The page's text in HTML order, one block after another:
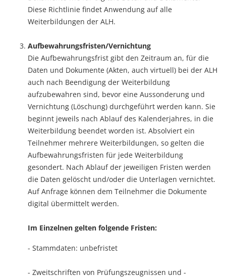
Diese Richtlinie findet Anwendung auf alle
Weiterbildungen der ALH.
Aufbewahrungsfristen/Vernichtung
Die Aufbewahrungsfrist gibt den Zeitraum an, für die
Daten und Dokumente (Akten, auch virtuell) bei der ALH
auch nach Beendigung der Weiterbildung
aufzubewahren sind, bevor eine Aussonderung und
Vernichtung (Löschung) durchgeführt werden kann. Sie
beginnt jeweils nach Ablauf des Kalenderjahres, in die
Weiterbildung beendet worden ist. Absolviert ein
Teilnehmer mehrere Weiterbildungen, so gelten die
Aufbewahrungs­fristen für jede Weiterbildung
gesondert. Nach Ablauf der jeweiligen Fristen werden
die Daten gelöscht und/oder die Unterlagen vernichtet.
Auf Anfrage können dem Teilnehmer die Dokumente
digital übermittelt werden.
Im Einzelnen gelten folgende Fristen:
- Stammdaten: unbefristet
- Zweitschriften von Prüfungszeugnissen und -